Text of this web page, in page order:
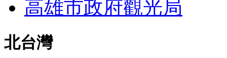
高雄市政府觀光局
北台灣